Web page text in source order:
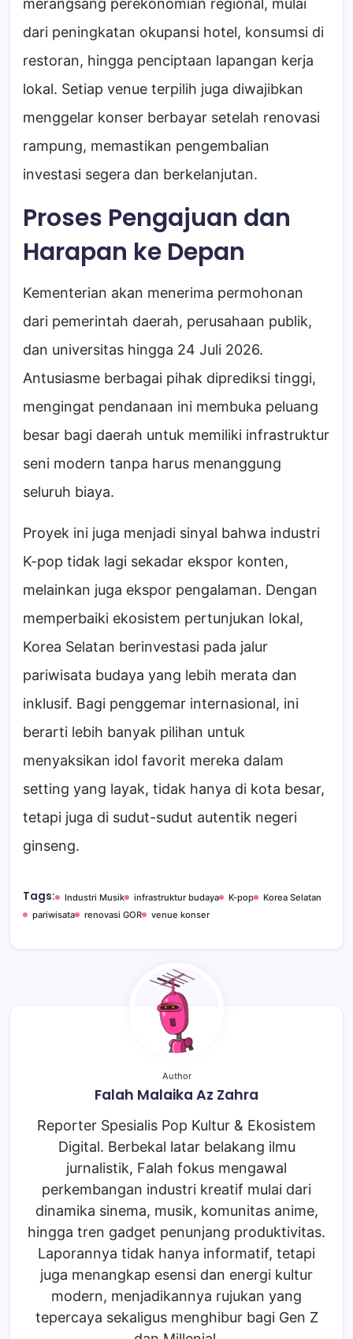
merangsang perekonomian regional, mulai
dari peningkatan okupansi hotel, konsumsi di
restoran, hingga penciptaan lapangan kerja
lokal. Setiap venue terpilih juga diwajibkan
menggelar konser berbayar setelah renovasi
rampung, memastikan pengembalian
investasi segera dan berkelanjutan.
Proses Pengajuan dan
Harapan ke Depan
Kementerian akan menerima permohonan
dari pemerintah daerah, perusahaan publik,
dan universitas hingga 24 Juli 2026.
Antusiasme berbagai pihak diprediksi tinggi,
mengingat pendanaan ini membuka peluang
besar bagi daerah untuk memiliki infrastruktur
seni modern tanpa harus menanggung
seluruh biaya.
Proyek ini juga menjadi sinyal bahwa industri
K-pop tidak lagi sekadar ekspor konten,
melainkan juga ekspor pengalaman. Dengan
memperbaiki ekosistem pertunjukan lokal,
Korea Selatan berinvestasi pada jalur
pariwisata budaya yang lebih merata dan
inklusif. Bagi penggemar internasional, ini
berarti lebih banyak pilihan untuk
menyaksikan idol favorit mereka dalam
setting yang layak, tidak hanya di kota besar,
tetapi juga di sudut-sudut autentik negeri
ginseng.
Tags: Industri Musik infrastruktur budaya K-pop
Korea Selatan
pariwisata
renovasi GOR venue konser
Author
Falah Malaika Az Zahra
Reporter Spesialis Pop Kultur & Ekosistem
Digital. Berbekal latar belakang ilmu
jurnalistik, Falah fokus mengawal
perkembangan industri kreatif mulai dari
dinamika sinema, musik, komunitas anime,
hingga tren gadget penunjang produktivitas.
Laporannya tidak hanya informatif, tetapi
juga menangkap esensi dan energi kultur
modern, menjadikannya rujukan yang
tepercaya sekaligus menghibur bagi Gen Z